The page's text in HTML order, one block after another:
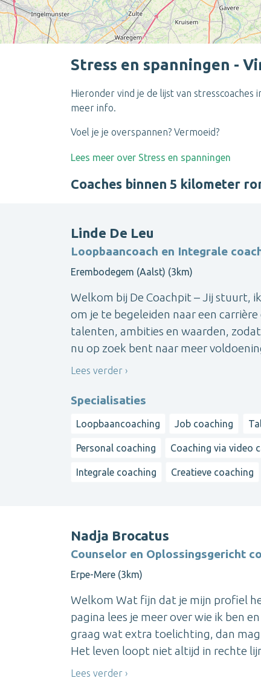
Stress en spanningen -
Hieronder vind je de lijst van stresscoaches
meer info.
Voel je je overspannen? Vermoeid?
Lees meer over Stress en spanningen
Coaches binnen 5 kilometer
Linde De Leu
Loopbaancoach en Integrale
Erembodegem (Aalst) (3km)
Welkom bij De Coachpit – Jij stuurt,
om je te begeleiden naar een
talenten, ambities en waarden,
nu op zoek bent naar meer
Lees verder
Specialisaties
Loopbaancoaching Job coaching
Personal coaching Coaching via video
Integrale coaching Creatieve coaching
Nadja Brocatus
Counselor en Oplossingsgericht
Erpe-Mere (3km)
Welkom Wat fijn dat je mijn profiel
pagina lees je meer over wie ik ben
graag wat extra toelichting, dan
Het leven loopt niet altijd in rechte
Lees verder